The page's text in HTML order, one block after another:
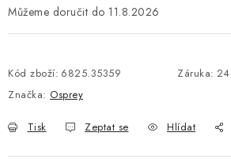
11.8.2026
Kód zboží: 6825.35359 Záruka:
Značka: Osprey
Tisk Zeptat se Hlídat